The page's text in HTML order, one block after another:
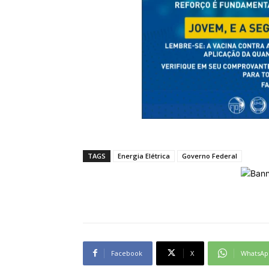
TAGS Energia Elétrica Governo Federal
Facebook X